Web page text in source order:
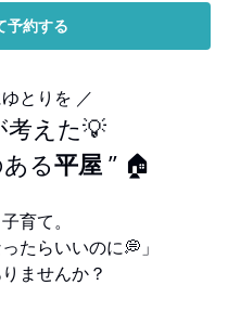
予約する
とりを ／
考えた💡
る平屋 ” 🏠
育て。
たらいいのに💭」
ませんか？